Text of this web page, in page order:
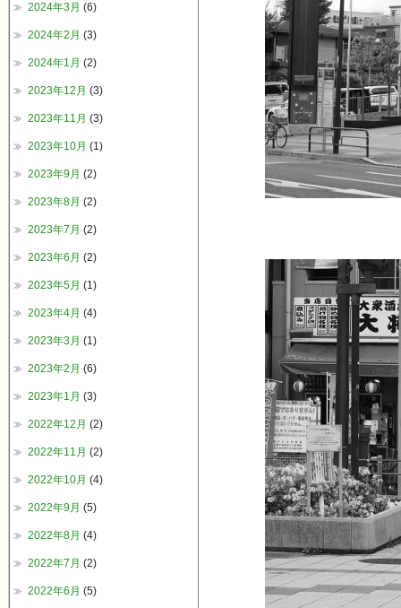
2024年3月 (6)
2024年2月 (3)
2024年1月 (2)
2023年12月 (3)
2023年11月 (3)
2023年10月 (1)
2023年9月 (2)
2023年8月 (2)
2023年7月 (2)
2023年6月 (2)
2023年5月 (1)
2023年4月 (4)
2023年3月 (1)
2023年2月 (6)
2023年1月 (3)
2022年12月 (2)
2022年11月 (2)
2022年10月 (4)
2022年9月 (5)
2022年8月 (4)
2022年7月 (2)
2022年6月 (5)